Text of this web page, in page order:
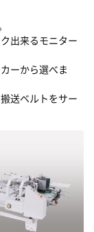
出来るモニター
ーから選べま
送ベルトをサー